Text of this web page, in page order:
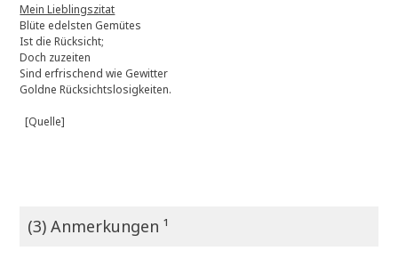
Mein Lieblingszitat
Blüte edelsten Gemütes
Ist die Rücksicht;
Doch zuzeiten
Sind erfrischend wie Gewitter
Goldne Rücksichtslosigkeiten.
[Quelle]
(3) Anmerkungen ¹